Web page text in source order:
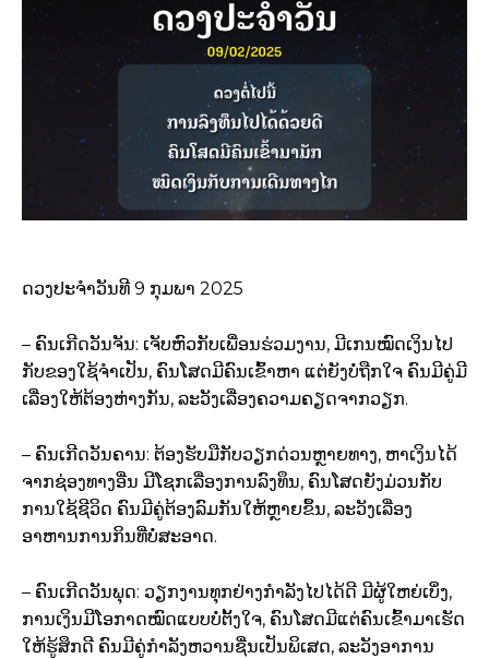
ດວງປະຈຳວັນທີ 9 ກຸມພາ 2025
– ຄົນເກີດວັນຈັນ: ເຈັບຫົວກັບເພື່ອນຮ່ວມງານ, ມີເກນໝົດເງິນໄປ
ກັບຂອງໃຊ້ຈຳເປັນ, ຄົນໂສດມີຄົນເຂົ້າຫາ ແຕ່ຍັງບໍ່ຖືກໃຈ ຄົນມີຄູ່ມີ
ເລື່ອງໃຫ້ຕ້ອງຫ່າງກັນ, ລະວັງເລື່ອງຄວາມຄຽດຈາກວຽກ.
– ຄົນເກີດວັນຄານ: ຕ້ອງຮັບມືກັບວຽກດ່ວນຫຼາຍທາງ, ຫາເງິນໄດ້
ຈາກຊ່ອງທາງອື່ນ ມີໂຊກເລື່ອງການລົງທຶນ, ຄົນໂສດຍັງມ່ວນກັບ
ການໃຊ້ຊີວິດ ຄົນມີຄູ່ຕ້ອງລົມກັນໃຫ້ຫຼາຍຂຶ້ນ, ລະວັງເລື່ອງ
ອາຫານການກິນທີ່ບໍ່ສະອາດ.
– ຄົນເກີດວັນພຸດ: ວຽກງານທຸກຢ່າງກຳລັງໄປໄດ້ດີ ມີຜູ້ໃຫຍ່ເບິ່ງ,
ການເງິນມີໂອກາດໝົດແບບບໍ່ຕັ້ງໃຈ, ຄົນໂສດມີແຕ່ຄົນເຂົ້າມາເຮັດ
ໃຫ້ຮູ້ສຶກດີ ຄົນມີຄູ່ກຳລັງຫວານຊື່ນເປັນພິເສດ, ລະວັງອາການ